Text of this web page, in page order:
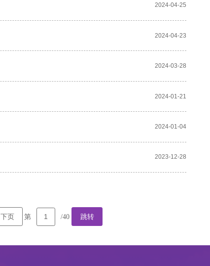
2024-04-25
2024-04-23
2024-03-28
2024-01-21
2024-01-04
2023-12-28
下页 第 /40 跳转